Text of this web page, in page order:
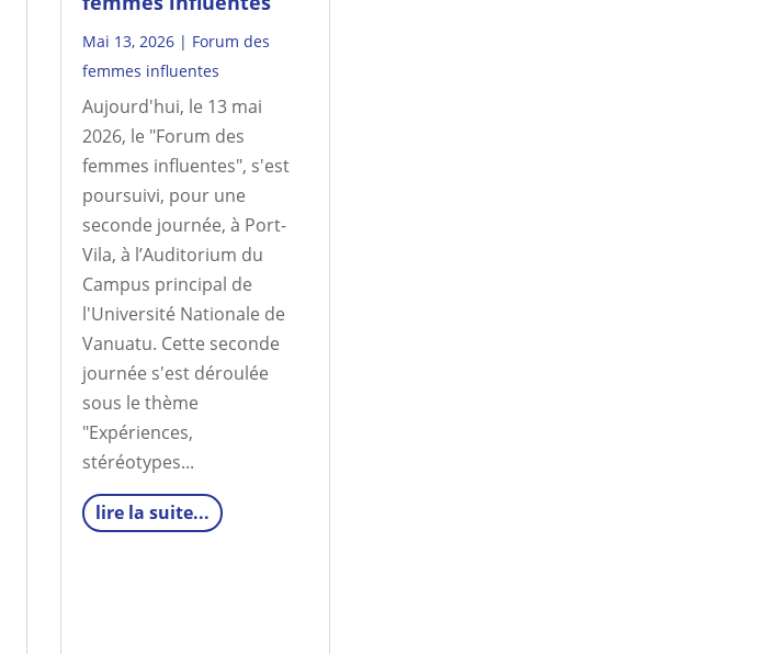
Mai 13, 2026| Forum des
femmes influentes
Aujourd'hui, le 13 mai
2026, le "Forum des
femmes influentes", s'est
poursuivi, pour une
seconde journée, à Port-
Vila, à l’Auditorium du
Campus principal de
l'Université Nationale de
Vanuatu. Cette seconde
journée s'est déroulée
sous le thème
"Expériences,
stéréotypes...
lire la suite...